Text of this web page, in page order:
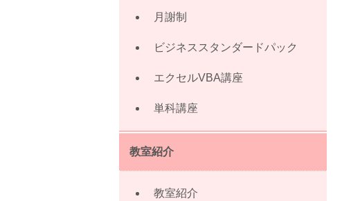
月謝制
ビジネススタンダードパック
エクセルVBA講座
単科講座
教室紹介
教室紹介